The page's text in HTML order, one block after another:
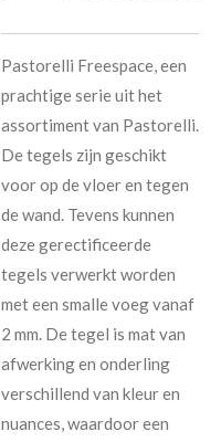
Pastorelli Freespace, een
prachtige serie uit het
assortiment van Pastorelli.
De tegels zijn geschikt
voor op de vloer en tegen
de wand. Tevens kunnen
deze gerectificeerde
tegels verwerkt worden
met een smalle voeg vanaf
2 mm. De tegel is mat van
afwerking en onderling
verschillend van kleur en
nuances, waardoor een